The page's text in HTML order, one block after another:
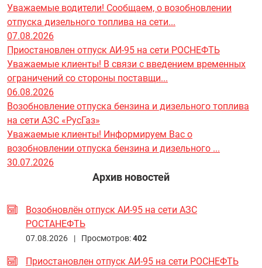
Уважаемые водители! Сообщаем, о возобновлении
отпуска дизельного топлива на сети...
07.08.2026
Приостановлен отпуск АИ-95 на сети РОСНЕФТЬ
Уважаемые клиенты! В связи с введением временных
ограничений со стороны поставщи...
06.08.2026
Возобновление отпуска бензина и дизельного топлива
на сети АЗС «РусГаз»
Уважаемые клиенты! Информируем Вас о
возобновлении отпуска бензина и дизельного ...
30.07.2026
Архив новостей
Возобновлён отпуск АИ-95 на сети АЗС
РОСТАНЕФТЬ
07.08.2026 | Просмотров:402
Приостановлен отпуск АИ-95 на сети РОСНЕФТЬ